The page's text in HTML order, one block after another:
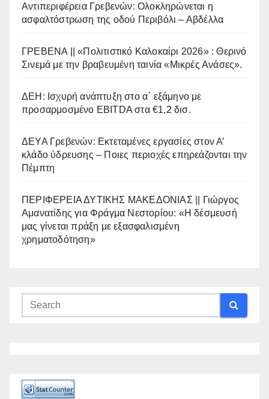
Αντιπεριφέρεια Γρεβενών: Ολοκληρώνεται η
ασφαλτόστρωση της οδού Περιβόλι – Αβδέλλα
ΓΡΕΒΕΝΑ || «Πολιτιστικό Καλοκαίρι 2026» : Θερινό
Σινεμά με την βραβευμένη ταινία «Μικρές Ανάσες».
ΔΕΗ: Ισχυρή ανάπτυξη στο α΄ εξάμηνο με
προσαρμοσμένο EBITDA στα €1,2 δισ.
ΔΕΥΑ Γρεβενών: Εκτεταμένες εργασίες στον Α’
κλάδο ύδρευσης – Ποιες περιοχές επηρεάζονται την
Πέμπτη
ΠΕΡΙΦΕΡΕΙΑ ΔΥΤΙΚΗΣ ΜΑΚΕΔΟΝΙΑΣ || Γιώργος
Αμανατίδης για Φράγμα Νεστορίου: «Η δέσμευσή
μας γίνεται πράξη με εξασφαλισμένη
χρηματοδότηση»